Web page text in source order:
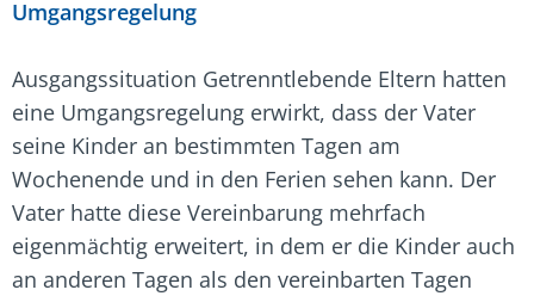
Umgangsregelung
Ausgangssituation Getrenntlebende Eltern hatten
eine Umgangsregelung erwirkt, dass der Vater
seine Kinder an bestimmten Tagen am
Wochenende und in den Ferien sehen kann. Der
Vater hatte diese Vereinbarung mehrfach
eigenmächtig erweitert, in dem er die Kinder auch
an anderen Tagen als den vereinbarten Tagen